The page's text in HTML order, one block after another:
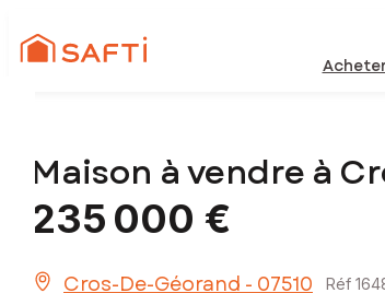
Maison à vendre à
235 000 €
Cros-De-Géorand - 07510 Réf